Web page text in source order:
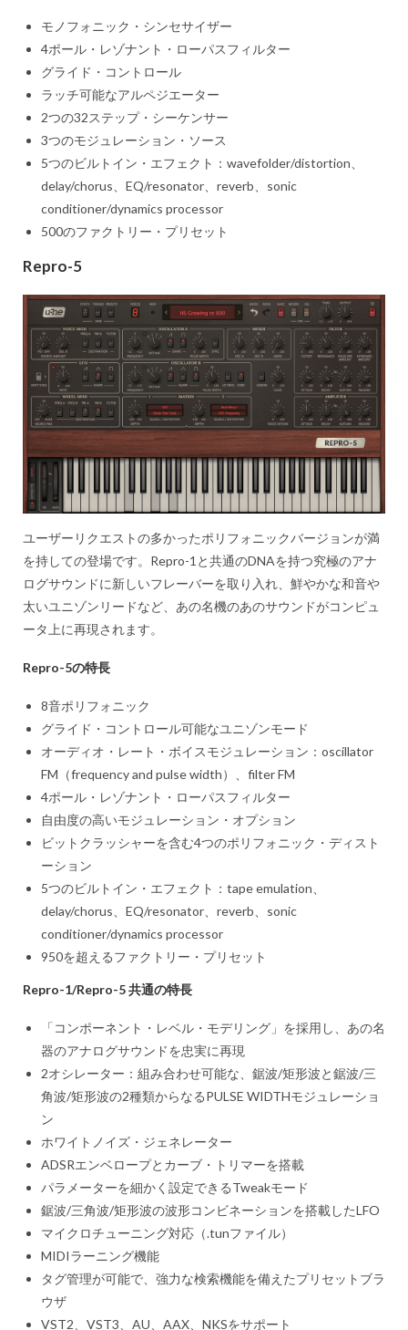
モノフォニック・シンセサイザー
4ポール・レゾナント・ローパスフィルター
グライド・コントロール
ラッチ可能なアルペジエーター
2つの32ステップ・シーケンサー
3つのモジュレーション・ソース
5つのビルトイン・エフェクト：wavefolder/distortion、
delay/chorus、EQ/resonator、reverb、sonic
conditioner/dynamics processor
500のファクトリー・プリセット
Repro-5
ユーザーリクエストの多かったポリフォニックバージョンが満
を持しての登場です。Repro-1と共通のDNAを持つ究極のアナ
ログサウンドに新しいフレーバーを取り入れ、鮮やかな和音や
太いユニゾンリードなど、あの名機のあのサウンドがコンピュ
ータ上に再現されます。
Repro-5の特長
8音ポリフォニック
グライド・コントロール可能なユニゾンモード
オーディオ・レート・ボイスモジュレーション：oscillator
FM（frequency and pulse width）、filter FM
4ポール・レゾナント・ローパスフィルター
自由度の高いモジュレーション・オプション
ビットクラッシャーを含む4つのポリフォニック・ディスト
ーション
5つのビルトイン・エフェクト：tape emulation、
delay/chorus、EQ/resonator、reverb、sonic
conditioner/dynamics processor
950を超えるファクトリー・プリセット
Repro-1/Repro-5 共通の特長
「コンポーネント・レベル・モデリング」を採用し、あの名
器のアナログサウンドを忠実に再現
2オシレーター：組み合わせ可能な、鋸波/矩形波と鋸波/三
角波/矩形波の2種類からなるPULSE WIDTHモジュレーショ
ン
ホワイトノイズ・ジェネレーター
ADSRエンベロープとカーブ・トリマーを搭載
パラメーターを細かく設定できるTweakモード
鋸波/三角波/矩形波の波形コンビネーションを搭載したLFO
マイクロチューニング対応（.tunファイル）
MIDIラーニング機能
タグ管理が可能で、強力な検索機能を備えたプリセットブラ
ウザ
VST2、VST3、AU、AAX、NKSをサポート